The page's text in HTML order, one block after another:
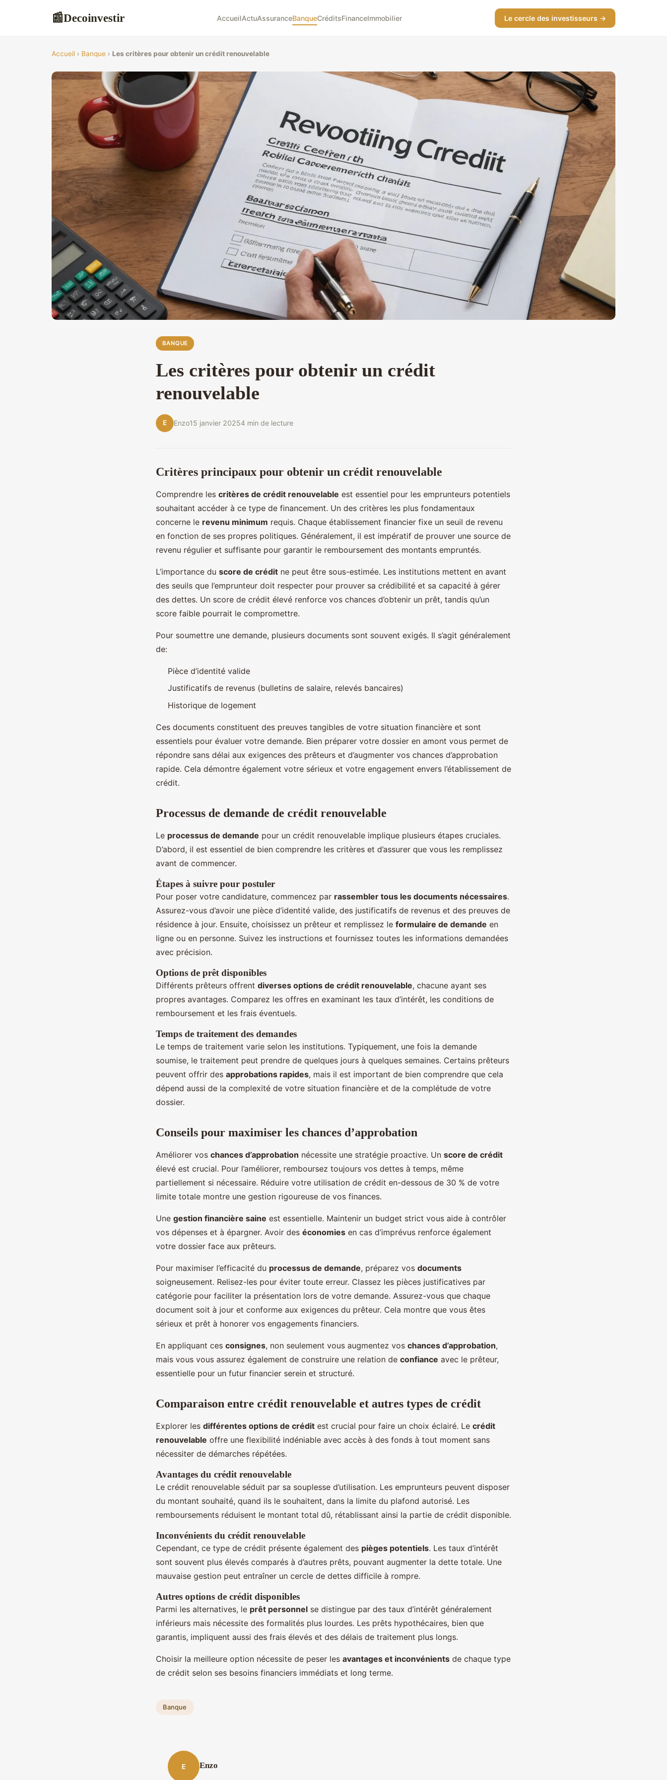
📰Decoinvestir AccueilActuAssuranceBanqueCréditsFinanceImmobilier Le cercle des investisseurs →
Accueil › Banque › Les critères pour obtenir un crédit renouvelable
BANQUE
Les critères pour obtenir un crédit
renouvelable
E Enzo15 janvier 20254 min de lecture
Critères principaux pour obtenir un crédit renouvelable
Comprendre les critères de crédit renouvelable est essentiel pour les emprunteurs potentiels
souhaitant accéder à ce type de financement. Un des critères les plus fondamentaux
concerne le revenu minimum requis. Chaque établissement financier fixe un seuil de revenu
en fonction de ses propres politiques. Généralement, il est impératif de prouver une source de
revenu régulier et suffisante pour garantir le remboursement des montants empruntés.
L’importance du score de crédit ne peut être sous-estimée. Les institutions mettent en avant
des seuils que l’emprunteur doit respecter pour prouver sa crédibilité et sa capacité à gérer
des dettes. Un score de crédit élevé renforce vos chances d’obtenir un prêt, tandis qu’un
score faible pourrait le compromettre.
Pour soumettre une demande, plusieurs documents sont souvent exigés. Il s’agit généralement
de:
Pièce d’identité valide
Justificatifs de revenus (bulletins de salaire, relevés bancaires)
Historique de logement
Ces documents constituent des preuves tangibles de votre situation financière et sont
essentiels pour évaluer votre demande. Bien préparer votre dossier en amont vous permet de
répondre sans délai aux exigences des prêteurs et d’augmenter vos chances d’approbation
rapide. Cela démontre également votre sérieux et votre engagement envers l’établissement de
crédit.
Processus de demande de crédit renouvelable
Le processus de demande pour un crédit renouvelable implique plusieurs étapes cruciales.
D’abord, il est essentiel de bien comprendre les critères et d’assurer que vous les remplissez
avant de commencer.
Étapes à suivre pour postuler
Pour poser votre candidature, commencez par rassembler tous les documents nécessaires.
Assurez-vous d’avoir une pièce d’identité valide, des justificatifs de revenus et des preuves de
résidence à jour. Ensuite, choisissez un prêteur et remplissez le formulaire de demande en
ligne ou en personne. Suivez les instructions et fournissez toutes les informations demandées
avec précision.
Options de prêt disponibles
Différents prêteurs offrent diverses options de crédit renouvelable, chacune ayant ses
propres avantages. Comparez les offres en examinant les taux d’intérêt, les conditions de
remboursement et les frais éventuels.
Temps de traitement des demandes
Le temps de traitement varie selon les institutions. Typiquement, une fois la demande
soumise, le traitement peut prendre de quelques jours à quelques semaines. Certains prêteurs
peuvent offrir des approbations rapides, mais il est important de bien comprendre que cela
dépend aussi de la complexité de votre situation financière et de la complétude de votre
dossier.
Conseils pour maximiser les chances d’approbation
Améliorer vos chances d’approbation nécessite une stratégie proactive. Un score de crédit
élevé est crucial. Pour l’améliorer, remboursez toujours vos dettes à temps, même
partiellement si nécessaire. Réduire votre utilisation de crédit en-dessous de 30 % de votre
limite totale montre une gestion rigoureuse de vos finances.
Une gestion financière saine est essentielle. Maintenir un budget strict vous aide à contrôler
vos dépenses et à épargner. Avoir des économies en cas d’imprévus renforce également
votre dossier face aux prêteurs.
Pour maximiser l’efficacité du processus de demande, préparez vos documents
soigneusement. Relisez-les pour éviter toute erreur. Classez les pièces justificatives par
catégorie pour faciliter la présentation lors de votre demande. Assurez-vous que chaque
document soit à jour et conforme aux exigences du prêteur. Cela montre que vous êtes
sérieux et prêt à honorer vos engagements financiers.
En appliquant ces consignes, non seulement vous augmentez vos chances d’approbation,
mais vous vous assurez également de construire une relation de confiance avec le prêteur,
essentielle pour un futur financier serein et structuré.
Comparaison entre crédit renouvelable et autres types de crédit
Explorer les différentes options de crédit est crucial pour faire un choix éclairé. Le crédit
renouvelable offre une flexibilité indéniable avec accès à des fonds à tout moment sans
nécessiter de démarches répétées.
Avantages du crédit renouvelable
Le crédit renouvelable séduit par sa souplesse d’utilisation. Les emprunteurs peuvent disposer
du montant souhaité, quand ils le souhaitent, dans la limite du plafond autorisé. Les
remboursements réduisent le montant total dû, rétablissant ainsi la partie de crédit disponible.
Inconvénients du crédit renouvelable
Cependant, ce type de crédit présente également des pièges potentiels. Les taux d’intérêt
sont souvent plus élevés comparés à d’autres prêts, pouvant augmenter la dette totale. Une
mauvaise gestion peut entraîner un cercle de dettes difficile à rompre.
Autres options de crédit disponibles
Parmi les alternatives, le prêt personnel se distingue par des taux d’intérêt généralement
inférieurs mais nécessite des formalités plus lourdes. Les prêts hypothécaires, bien que
garantis, impliquent aussi des frais élevés et des délais de traitement plus longs.
Choisir la meilleure option nécessite de peser les avantages et inconvénients de chaque type
de crédit selon ses besoins financiers immédiats et long terme.
Banque
E Enzo